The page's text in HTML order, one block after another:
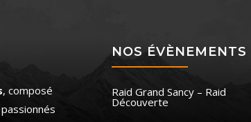
, composé
NOS ÉVÈNEMENTS
Raid Grand Sancy – Raid
Découverte